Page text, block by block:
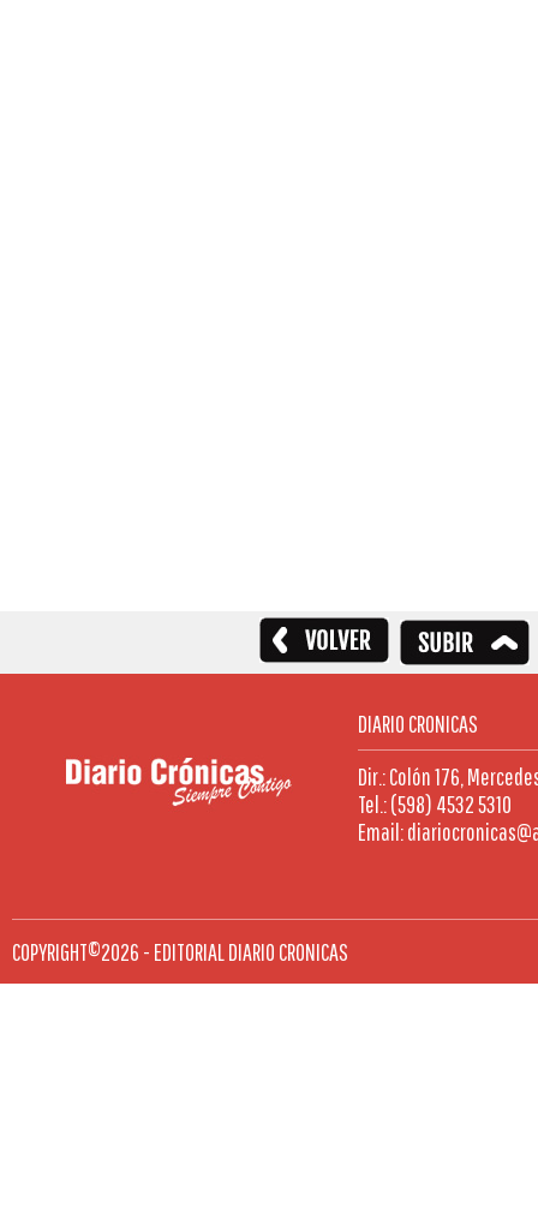
DIARIO CRONICAS
Dir.: Colón 176,
Tel.: (598) 4532 5310
Email:
COPYRIGHT©2026 - EDITORIAL DIARIO CRONICAS